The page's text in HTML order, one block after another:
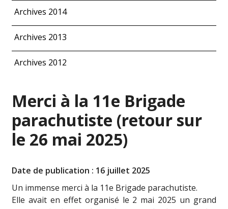
Archives 2014
Archives 2013
Archives 2012
Merci à la 11e Brigade
parachutiste (retour sur
le 26 mai 2025)
Date de publication : 16 juillet 2025
Un immense merci à la 11e Brigade parachutiste.
Elle avait en effet organisé le 2 mai 2025 un grand